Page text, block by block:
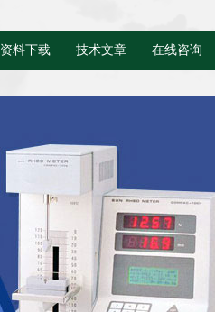
资料下载 技术文章 在线咨询